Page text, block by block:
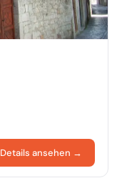
Details ansehen →